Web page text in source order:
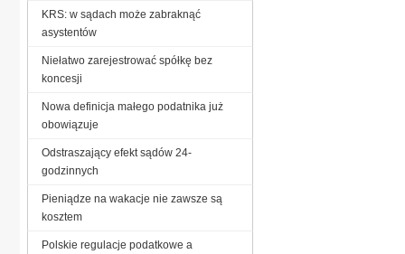
KRS: w sądach może zabraknąć
asystentów
Niełatwo zarejestrować spółkę bez
koncesji
Nowa definicja małego podatnika już
obowiązuje
Odstraszający efekt sądów 24-
godzinnych
Pieniądze na wakacje nie zawsze są
kosztem
Polskie regulacje podatkowe a